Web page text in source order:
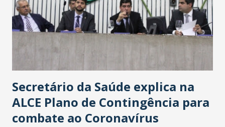
Secretário da Saúde explica na
ALCE Plano de Contingência para
combate ao Coronavírus